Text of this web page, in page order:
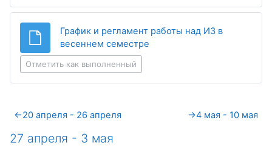
График и регламент работы над ИЗ в
весеннем семестре
Отметить как выполненный
←20 апреля - 26 апреля →4 мая - 10 мая
27 апреля - 3 мая